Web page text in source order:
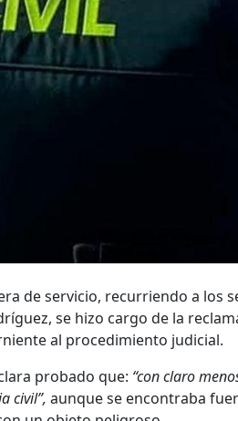
de servicio, recurriendo a los
se hizo cargo de la
al procedimiento judicial.
probado que: “con claro
civil”, aunque se encontraba